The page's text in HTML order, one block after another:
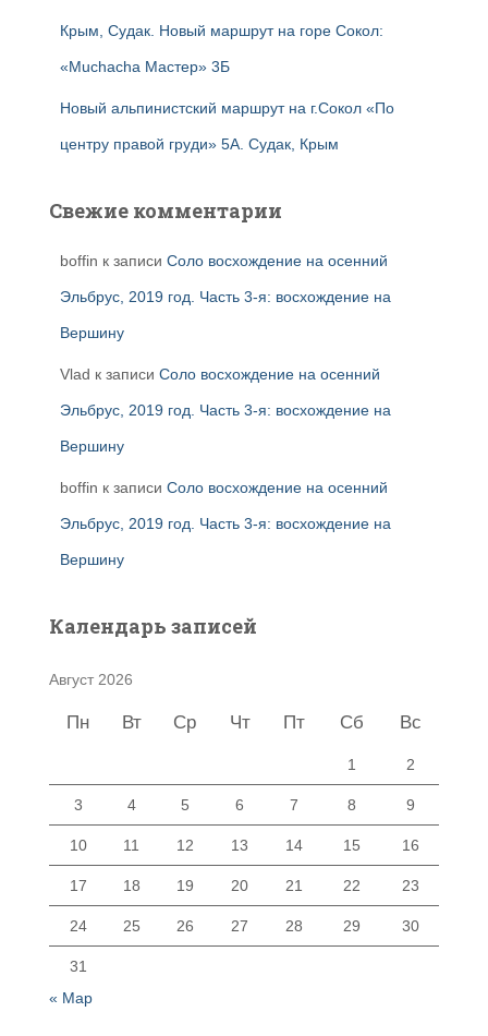
Крым, Судак. Новый маршрут на горе Сокол:
«Muchacha Мастер» 3Б
Новый альпинистский маршрут на г.Сокол «По
центру правой груди» 5А. Судак, Крым
Свежие комментарии
boffin к записи Соло восхождение на осенний
Эльбрус, 2019 год. Часть 3-я: восхождение на
Вершину
Vlad к записи Соло восхождение на осенний
Эльбрус, 2019 год. Часть 3-я: восхождение на
Вершину
boffin к записи Соло восхождение на осенний
Эльбрус, 2019 год. Часть 3-я: восхождение на
Вершину
Календарь записей
Август 2026
Пн Вт Ср Чт Пт Сб Вс
1 2
3 4 5 6 7 8 9
10 11 12 13 14 15 16
17 18 19 20 21 22 23
24 25 26 27 28 29 30
31
« Мар